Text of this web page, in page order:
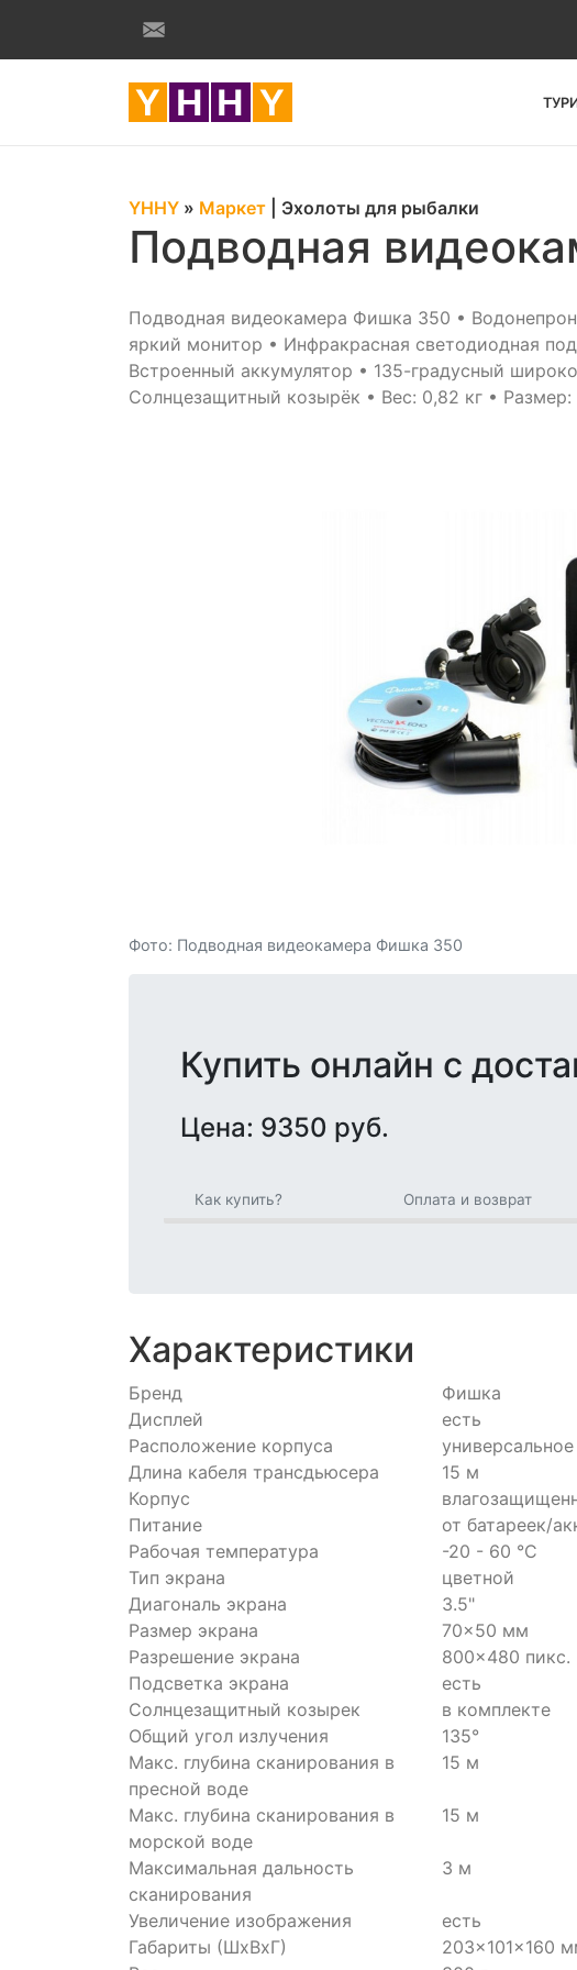
YHHY » Маркет Эхолоты для рыбалки
Подводная
Подводная видеокамера Фишка 350 •
яркий монитор • Инфракрасная светодиодная
Встроенный аккумулятор • 135-градусный
Солнцезащитный козырёк • Вес: 0,82 кг • Размер:
Фото: Подводная видеокамера Фишка 350
Купить онлайн с
Цена: 9350 руб.
Как купить? Оплата и возврат
Характеристики
Бренд
Фишка
Дисплей
есть
Расположение корпуса
универсальное
Длина кабеля трансдьюсера
15 м
Корпус
Питание
от батареек/
Рабочая температура
-20 - 60 °C
Тип экрана
цветной
Диагональ экрана
3.5"
Размер экрана
70x50 мм
Разрешение экрана
800x480 пикс.
Подсветка экрана
есть
Солнцезащитный козырек
в комплекте
Общий угол излучения
135°
Макс. глубина сканирования в
пресной воде
15 м
Макс. глубина сканирования в
морской воде
15 м
Максимальная дальность
сканирования
3 м
Увеличение изображения
есть
Габариты (ШхВхГ)
203x101x160